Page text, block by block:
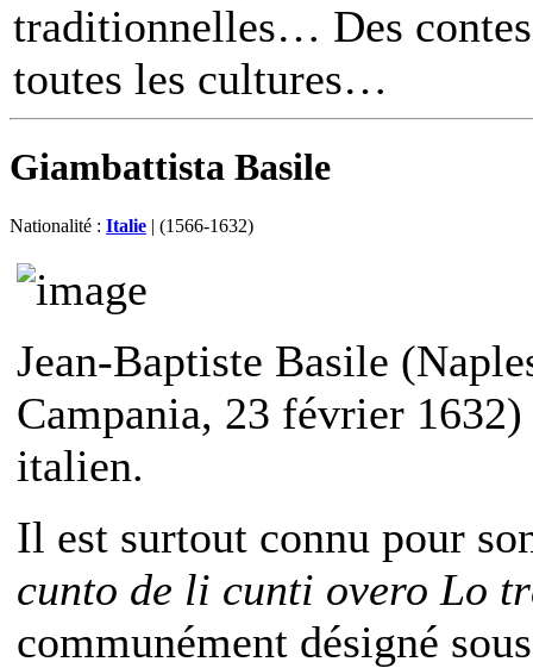
traditionnelles… Des
toutes les cultures
Giambattista Basile
Nationalité : Italie | (1566-1632)
Jean-Baptiste Basile
Campania, 23 février
italien.
Il est surtout connu pour
cunto de li cunti overo Lo
communément désigné